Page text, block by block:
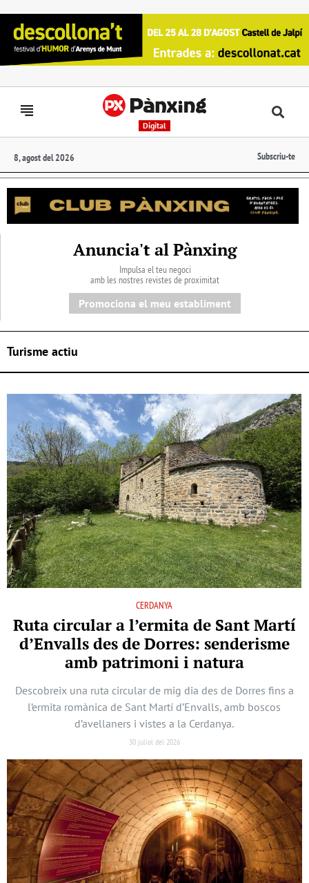
Digital
8, agost del 2026 Subscriu-te
Anuncia't al Pànxing
Impulsa el teu negoci
amb les nostres revistes de proximitat
Promociona el meu establiment
Turisme actiu
CERDANYA
Ruta circular a l’ermita de Sant Martí
d’Envalls des de Dorres: senderisme
amb patrimoni i natura
Descobreix una ruta circular de mig dia des de Dorres fins a
l’ermita romànica de Sant Martí d’Envalls, amb boscos
d’avellaners i vistes a la Cerdanya.
30 juliol del 2026